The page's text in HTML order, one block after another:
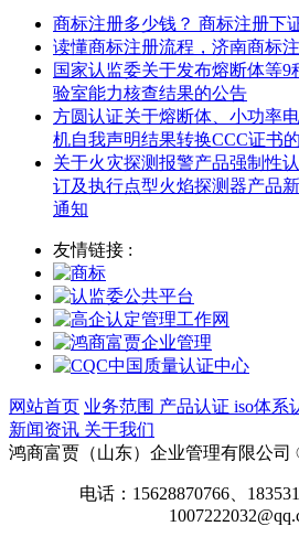
商标注册多少钱？ 商标注册下
读懂商标注册流程，济南商标
国家认监委关于发布熔断体等
验室能力核查结果的公告
方圆认证关于熔断体、小功率
机自我声明结果转换CCC证书
关于火灾探测报警产品强制性
订及执行点型火焰探测器产品
通知
友情链接 :
网站首页 业务范围 产品认证 iso体系
新闻资讯 关于我们
鸿商富贾（山东）企业管理有限公司
电话：15628870766、